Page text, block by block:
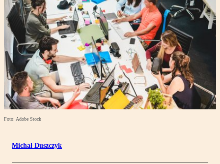
Foto: Adobe Stock
Michał Duszczyk